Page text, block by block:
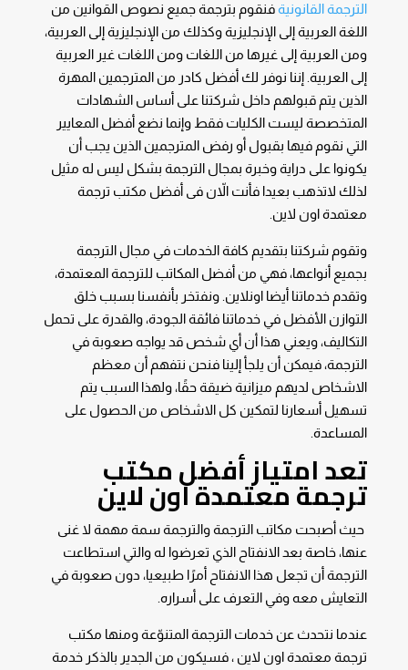
الترجمة القانونيةفنقوم بترجمة جميع نصوص القوانين من
اللغة العربية إلى الإنجليزية وكذلك من الإنجليزية إلى العربية،
ومن العربية إلى غيرها من اللغات ومن اللغات غير العربية
إلى العربية. إننا نوفر لك أفضل كادر من المترجمين المهرة
الذين يتم قبولهم داخل شركتنا على أساس الشهادات
المتخصصة ليست الكليات فقط وإنما نضع أفضل المعايير
التي نقوم فيها بقبول أو رفض المترجمين الذين يجب أن
يكونوا على دراية وخبرة بمجال الترجمة بشكل ليس له مثيل
لذلك لاتذهب بعيدا فأنت الاّن فى أفضل مكتب ترجمة
معتمدة اون لاين.
وتقوم شركتنا بتقديم كافة الخدمات في مجال الترجمة
بجميع أنواعها، فهي من أفضل المكاتب للترجمة المعتمدة،
وتقدم خدماتنا أيضا اونلاين. ونفتخر بأنفسنا بسبب خلق
التوازن الأفضل في خدماتنا فائقة الجودة، والقدرة على تحمل
التكاليف، ويعني هذا أن أي شخص قد يواجه صعوبة في
الترجمة، فيمكن أن يلجأ إلينا فنحن نتفهم أن معظم
الاشخاص لديهم ميزانية ضيقة حقًا، ولهذا السبب يتم
تسهيل أسعارنا لتمكين كل الاشخاص من الحصول على
المساعدة.
تعد امتياز أفضل مكتب
ترجمة معتمدة اون لاين
حيث أصبحت مكاتب الترجمة والترجمة سمة مهمة لا غنى
عنها، خاصة بعد الانفتاح الذي تعرضوا له والتي استطاعت
الترجمة أن تجعل هذا الانفتاح أمرًا طبيعيا، دون صعوبة في
التعايش معه وفي التعرف على أسراره.
عندما نتحدث عن خدمات الترجمة المتنوّعة ومنها مكتب
ترجمة معتمدة اون لاين ، فسيكون من الجدير بالذكر خدمة